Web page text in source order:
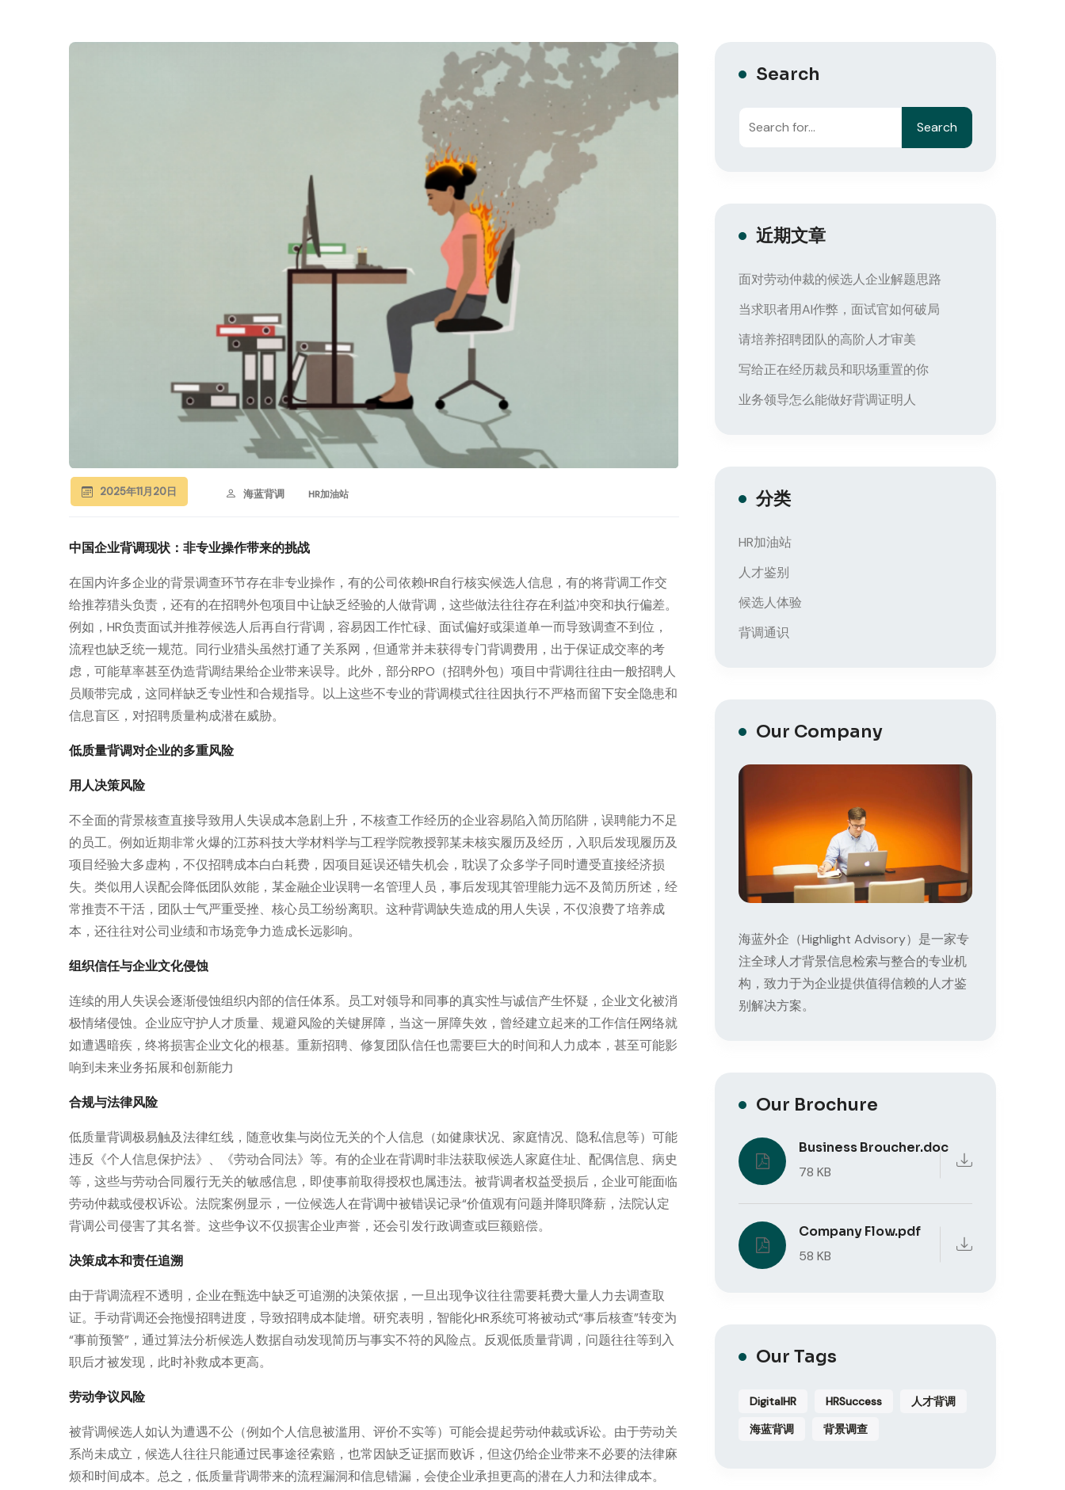
2025年11月20日 海蓝背调 HR加油站
中国企业背调现状：非专业操作带来的挑战
在国内许多企业的背景调查环节存在非专业操作，有的公司依赖HR自行核实候选人信息，有的将背调工作交
给推荐猎头负责，还有的在招聘外包项目中让缺乏经验的人做背调，这些做法往往存在利益冲突和执行偏差。
例如，HR负责面试并推荐候选人后再自行背调，容易因工作忙碌、面试偏好或渠道单一而导致调查不到位，
流程也缺乏统一规范。同行业猎头虽然打通了关系网，但通常并未获得专门背调费用，出于保证成交率的考
虑，可能草率甚至伪造背调结果给企业带来误导。此外，部分RPO（招聘外包）项目中背调往往由一般招聘人
员顺带完成，这同样缺乏专业性和合规指导。以上这些不专业的背调模式往往因执行不严格而留下安全隐患和
信息盲区，对招聘质量构成潜在威胁。
低质量背调对企业的多重风险
用人决策风险
不全面的背景核查直接导致用人失误成本急剧上升，不核查工作经历的企业容易陷入简历陷阱，误聘能力不足
的员工。例如近期非常火爆的江苏科技大学材料学与工程学院教授郭某未核实履历及经历，入职后发现履历及
项目经验大多虚构，不仅招聘成本白白耗费，因项目延误还错失机会，耽误了众多学子同时遭受直接经济损
失。类似用人误配会降低团队效能，某金融企业误聘一名管理人员，事后发现其管理能力远不及简历所述，经
常推责不干活，团队士气严重受挫、核心员工纷纷离职。这种背调缺失造成的用人失误，不仅浪费了培养成
本，还往往对公司业绩和市场竞争力造成长远影响。
组织信任与企业文化侵蚀
连续的用人失误会逐渐侵蚀组织内部的信任体系。员工对领导和同事的真实性与诚信产生怀疑，企业文化被消
极情绪侵蚀。企业应守护人才质量、规避风险的关键屏障，当这一屏障失效，曾经建立起来的工作信任网络就
如遭遇暗疾，终将损害企业文化的根基。重新招聘、修复团队信任也需要巨大的时间和人力成本，甚至可能影
响到未来业务拓展和创新能力
合规与法律风险
低质量背调极易触及法律红线，随意收集与岗位无关的个人信息（如健康状况、家庭情况、隐私信息等）可能
违反《个人信息保护法》、《劳动合同法》等。有的企业在背调时非法获取候选人家庭住址、配偶信息、病史
等，这些与劳动合同履行无关的敏感信息，即使事前取得授权也属违法。被背调者权益受损后，企业可能面临
劳动仲裁或侵权诉讼。法院案例显示，一位候选人在背调中被错误记录“价值观有问题并降职降薪，法院认定
背调公司侵害了其名誉。这些争议不仅损害企业声誉，还会引发行政调查或巨额赔偿。
决策成本和责任追溯
由于背调流程不透明，企业在甄选中缺乏可追溯的决策依据，一旦出现争议往往需要耗费大量人力去调查取
证。手动背调还会拖慢招聘进度，导致招聘成本陡增。研究表明，智能化HR系统可将被动式“事后核查”转变为
“事前预警”，通过算法分析候选人数据自动发现简历与事实不符的风险点。反观低质量背调，问题往往等到入
职后才被发现，此时补救成本更高。
劳动争议风险
被背调候选人如认为遭遇不公（例如个人信息被滥用、评价不实等）可能会提起劳动仲裁或诉讼。由于劳动关
系尚未成立，候选人往往只能通过民事途径索赔，也常因缺乏证据而败诉，但这仍给企业带来不必要的法律麻
烦和时间成本。总之，低质量背调带来的流程漏洞和信息错漏，会使企业承担更高的潜在人力和法律成本。
Search
Search
近期文章
面对劳动仲裁的候选人企业解题思路
当求职者用AI作弊，面试官如何破局
请培养招聘团队的高阶人才审美
写给正在经历裁员和职场重置的你
业务领导怎么能做好背调证明人
分类
HR加油站
人才鉴别
候选人体验
背调通识
Our Company
海蓝外企（Highlight Advisory）是一家专
注全球人才背景信息检索与整合的专业机
构，致力于为企业提供值得信赖的人才鉴
别解决方案。
Our Brochure
Business Broucher.doc
78 KB
Company Flow.pdf
58 KB
Our Tags
DigitalHR HRSuccess
人才背调
海蓝背调
背景调查